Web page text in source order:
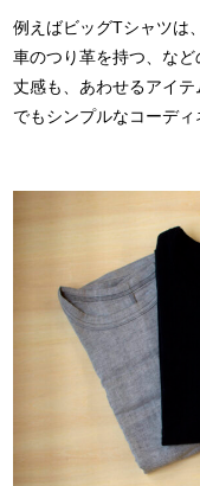
例えばビッグTシャツは
車のつり革を持つ、など
丈感も、あわせるアイ
でもシンプルなコーディ